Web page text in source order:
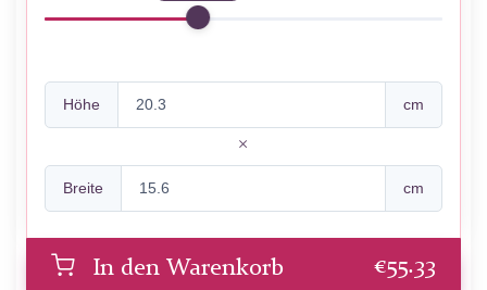
Höhe cm
Breite cm
In den Warenkorb €55.33